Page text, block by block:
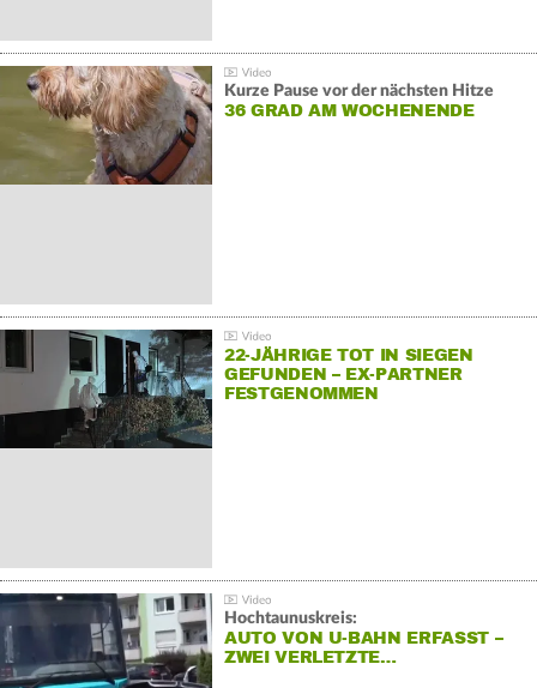
Kurze Pause vor der nächsten Hitze
36 GRAD AM WOCHENENDE
22-JÄHRIGE TOT IN SIEGEN
GEFUNDEN – EX-PARTNER
FESTGENOMMEN
Hochtaunuskreis:
AUTO VON U-BAHN ERFASST –
ZWEI VERLETZTE…